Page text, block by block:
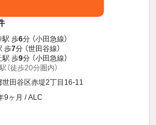
駅 歩6分 （小田急線）
歩7分 （世田谷線）
駅 歩9分 （小田急線）
（徒歩20分圏内）
世田谷区赤堤2丁目16-11
9ヶ月 / ALC